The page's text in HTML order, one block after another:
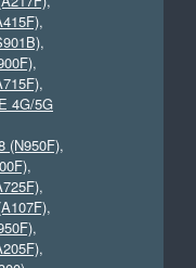
,
,
,
,
4G/5G
(N950F),
,
,
,
,
,